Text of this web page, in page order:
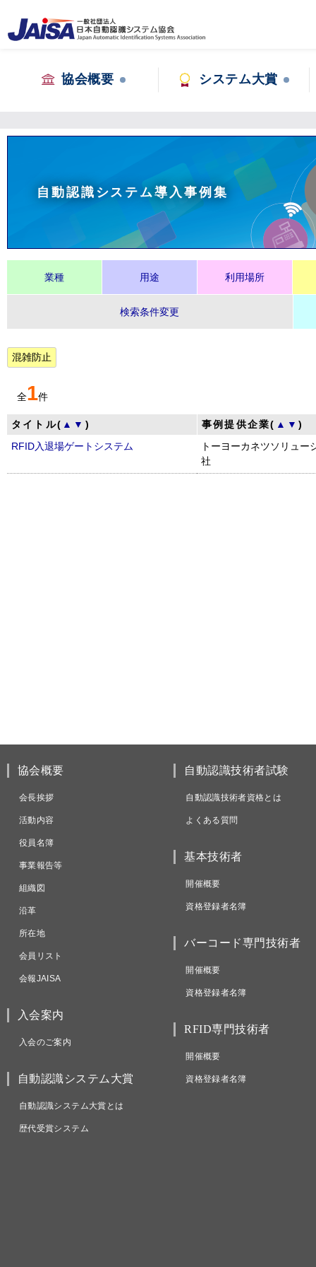
協会概要 システム大賞
自動認識システム導入事例集
業種 用途 利用場所
検索条件変更
混雑防止
全1件
タイトル( ▲ ▼ ) 事例提供企業( ▲ ▼)
RFID入退場ゲートシステム
トーヨーカネツソリュー
社
協会概要
会長挨拶
活動内容
役員名簿
事業報告等
組織図
沿革
所在地
会員リスト
会報JAISA
入会案内
入会のご案内
自動認識システム大賞
自動認識システム大賞とは
歴代受賞システム
自動認識技術者試験
自動認識技術者資格とは
よくある質問
基本技術者
開催概要
資格登録者名簿
バーコード専門技術者
開催概要
資格登録者名簿
RFID専門技術者
開催概要
資格登録者名簿